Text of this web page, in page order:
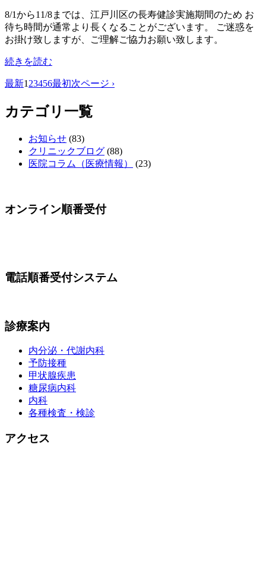
8/1から11/8までは、江戸川区の長寿健診実施期間のため お
待ち時間が通常より長くなることがございます。 ご迷惑を
お掛け致しますが、ご理解ご協力お願い致します。
続きを読む
最新1 23456最初次ページ ›
カテゴリ一覧
お知らせ (83)
クリニックブログ (88)
医院コラム（医療情報）
(23)
オンライン順番受付
電話順番受付システム
診療案内
内分泌・代謝内科
予防接種
甲状腺疾患
糖尿病内科
内科
各種検査・検診
アクセス